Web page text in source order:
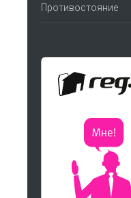
Противостояние